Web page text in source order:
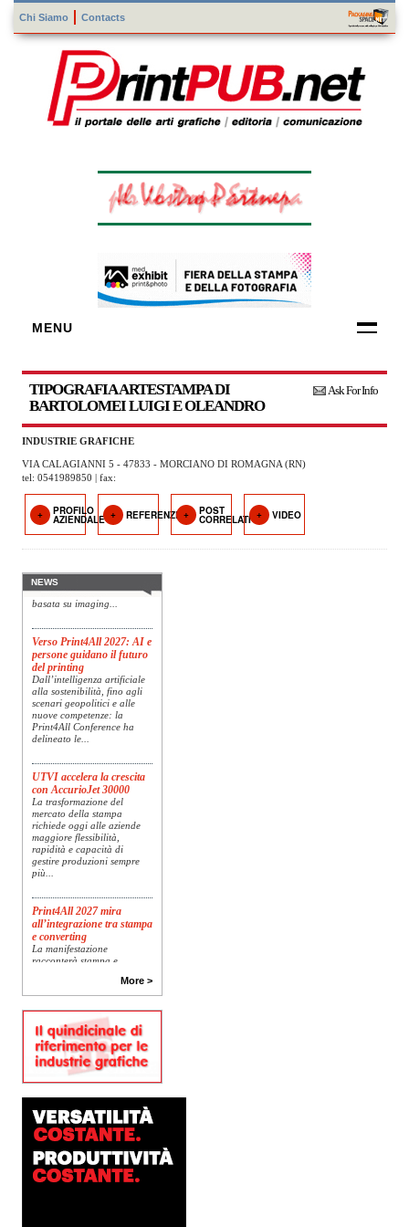
Chi Siamo Contacts
MENU
ASSOCIAZIONI
ZOOM
TEMATICI
Ask For Info
TIPOGRAFIA ARTESTAMPA DI
BARTOLOMEI LUIGI E OLEANDRO
INDUSTRIE GRAFICHE
VIA CALAGIANNI 5 - 47833 - MORCIANO DI ROMAGNA (RN)
tel: 0541989850 | fax:
PROFILO
AZIENDALE REFERENZE POST
CORRELATI VIDEO
NEWS
Konica Minolta presenta
Specim RETEX
riferimento a livello globale
presenta Specim RETEX,
una soluzione completa
basata su imaging...
Verso Print4All 2027: AI e
persone guidano il futuro
del printing
Dall’intelligenza artificiale
alla sostenibilità, fino agli
scenari geopolitici e alle
nuove competenze: la
Print4All Conference ha
delineato le...
UTVI accelera la crescita
con AccurioJet 30000
La trasformazione del
mercato della stampa
richiede oggi alle aziende
maggiore flessibilità,
rapidità e capacità di
gestire produzioni sempre
più...
Print4All 2027 mira
all’integrazione tra stampa
e converting
La manifestazione
racconterà stampa e
Platinum Technologies
presenta SIGNATURE
Flatbed
approfondita delle reali
esigenze produttive del
mercato, Platinum
Technologies, centro
europeo di ricerca e...
More >